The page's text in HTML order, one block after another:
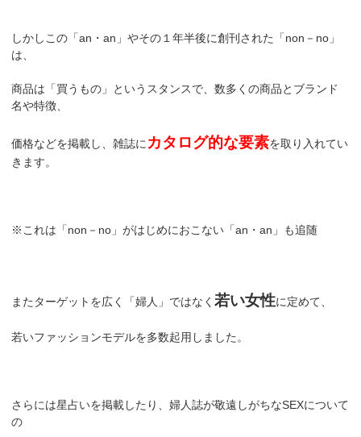
しかしこの「an・an」やその１年半後に創刊された「non－no」
は、
商品は「買うもの」というスタンスで、数多くの商品とブランド
名や特徴、
価格などを掲載し、雑誌に カタログ的な要素を取り入れてい
きます。
※これは「non－no」がはじめにおこない「an・an」も追随
またターゲットを広く「婦人」ではなく若い女性に定めて、
若いファッションモデルを多数起用しました。
さらには星占いを掲載したり、婦人誌が敬遠しがちなSEXについて
の